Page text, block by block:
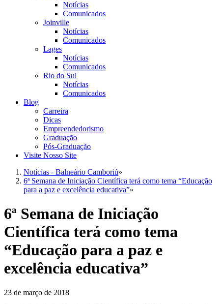
Notícias
Comunicados
Joinville
Notícias
Comunicados
Lages
Notícias
Comunicados
Rio do Sul
Notícias
Comunicados
Blog
Carreira
Dicas
Empreendedorismo
Graduação
Pós-Graduação
Visite Nosso Site
Notícias - Balneário Camboriú»
6ª Semana de Iniciação Científica terá como tema “Educação
para a paz e excelência educativa”»
6ª Semana de Iniciação
Científica terá como tema
“Educação para a paz e
excelência educativa”
23 de março de 2018